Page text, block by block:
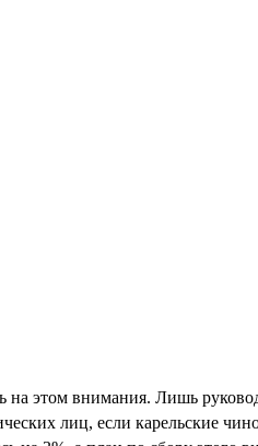
на этом внимания. Лишь
лиц, если карельские